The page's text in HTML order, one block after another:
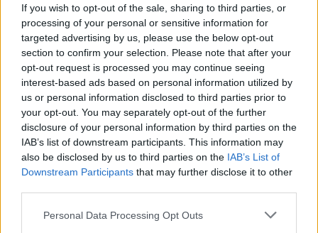
If you wish to opt-out of the sale, sharing to third parties, or
processing of your personal or sensitive information for
targeted advertising by us, please use the below opt-out
section to confirm your selection. Please note that after your
opt-out request is processed you may continue seeing
interest-based ads based on personal information utilized by
us or personal information disclosed to third parties prior to
your opt-out. You may separately opt-out of the further
disclosure of your personal information by third parties on the
IAB’s list of downstream participants. This information may
also be disclosed by us to third parties on the IAB’s List of
Downstream Participants that may further disclose it to other
Please note that this website/app uses one or more Google
Personal Data Processing Opt Outs
) az izraeli globálzenei kiadónál, aBatov
Recordsnál, amit egy évvel később azAspanfolyós,
elomlós, lágyan pszichedelikus rockja követett. Idén
pedig Yurikával is kihoztak egy nagylemezt (Kokoro
amin a korai single-öket fésülték össze az új
számaikkal.
Szívesen játszanak más énekesekkel is, van daluk az
izraeli aktivista-zenészBarak Cohennel, azukrán
énekes-dalszerzőAnton Koliadkoval, a török
szintis-énekesnőCanay Dogannal, de játszottak
már török népdalt is (amitLeylim Leycímmel azAltin
Günis felvett a legutóbbi lemezére)Aviv Ezraizraeli
zenésszel. Telitalálat a jemeni zsidó énekesnővel,